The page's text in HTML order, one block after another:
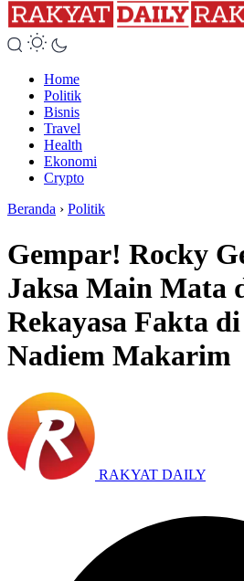
Home
Politik
Bisnis
Travel
Health
Ekonomi
Crypto
Beranda › Politik
Gempar! Rocky
Jaksa Main Mata
Rekayasa Fakta
Nadiem Makarim
RAKYAT DAILY